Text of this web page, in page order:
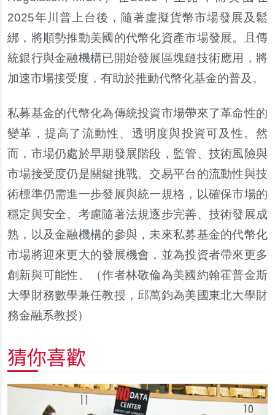
2025年川普上台後，隨著虛擬貨幣市場發展及鬆
綁，將順勢推動美國的代幣化資產市場發展。且傳
統銀行與金融機構已開始發展區塊鏈技術應用，將
加速市場接受度，有助於推動代幣化基金的普及。
私募基金的代幣化為傳統投資市場帶來了革命性的
變革，提高了流動性、透明度與投資可及性。然
而，市場仍處於早期發展階段，監管、技術風險與
市場接受度仍是關鍵挑戰。交易平台的流動性與技
術標準仍需進一步發展與統一規格，以確保市場的
穩定與安全。考慮隨著法規逐步完善、技術發展成
熟，以及金融機構的參與，未來私募基金的代幣化
市場將迎來更大的發展機會，並為投資者帶來更多
創新與可能性。（作者林敬倫為美國約翰霍普金斯
大學財務數學兼任教授，邱萬鈞為美國東北大學財
務金融系教授）
猜你喜歡